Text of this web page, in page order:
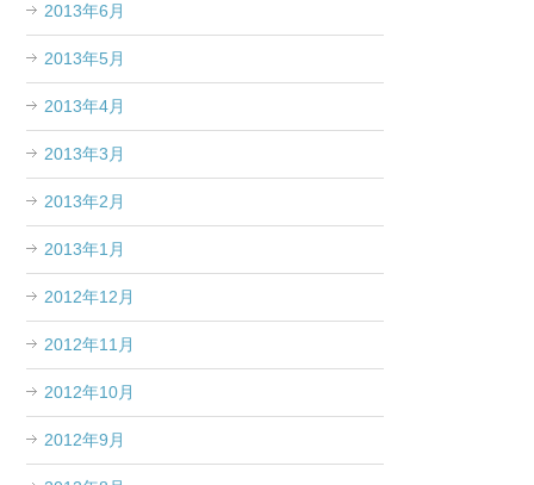
2013年6月
2013年5月
2013年4月
2013年3月
2013年2月
2013年1月
2012年12月
2012年11月
2012年10月
2012年9月